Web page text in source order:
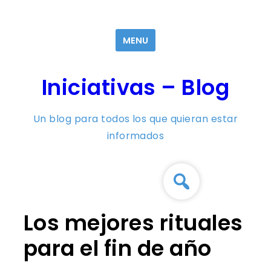
MENU
Iniciativas – Blog
Un blog para todos los que quieran estar
informados
Los mejores rituales
para el fin de año